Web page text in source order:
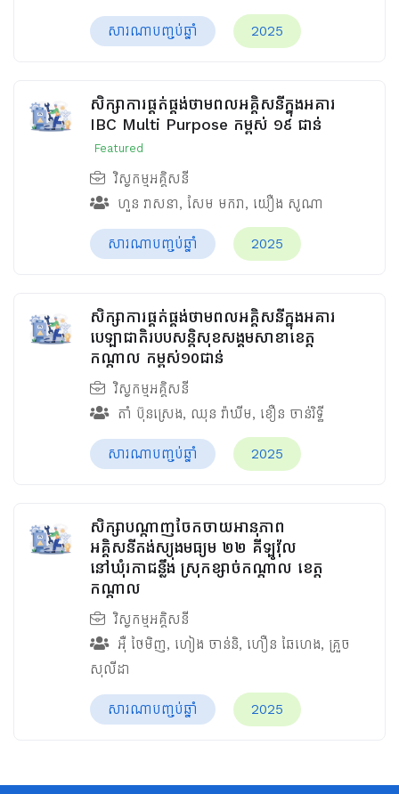
សារណាបញ្ចប់ឆ្នាំ 2025
សិក្សាការផ្គត់ផ្គង់ថាមពលអគ្គិសនីក្នុងអគារ
IBC Multi Purpose កម្ពស់ ១៩ ជាន់
Featured
វិស្វកម្មអគ្គិសនី
ហួន​ វាសនា, សែម មករា, យឿង សូណា
សារណាបញ្ចប់ឆ្នាំ 2025
សិក្សាការផ្គត់ផ្គង់ថាមពលអគ្គិសនីក្នុងអគារ
បេឡាជាតិរបបសន្តិសុខ​សង្គមសាខាខេត្ត
កណ្តាល កម្ពស់១០ជាន់
វិស្វកម្មអគ្គិសនី
តាំ ប៊ុនស្រេង, ឈុន វ៉ាឃីម​, ខឿន ចាន់រិទ្ធី​
សារណាបញ្ចប់ឆ្នាំ 2025
សិក្សាបណ្តាញចែកចាយអានុភាព
អគ្គិសនីតង់ស្យុងមធ្យម ២២ គីឡូវ៉ុល
នៅឃុំរកាជន្លឹង ស្រុកខ្សាច់កណ្ដាល ខេត្ត
កណ្ដាល
វិស្វកម្មអគ្គិសនី
អ៊ឺ ថៃមិញ, ហៀង ចាន់និ, ហឿន ឆៃហេង, គ្រួច
សុលីដា
សារណាបញ្ចប់ឆ្នាំ 2025